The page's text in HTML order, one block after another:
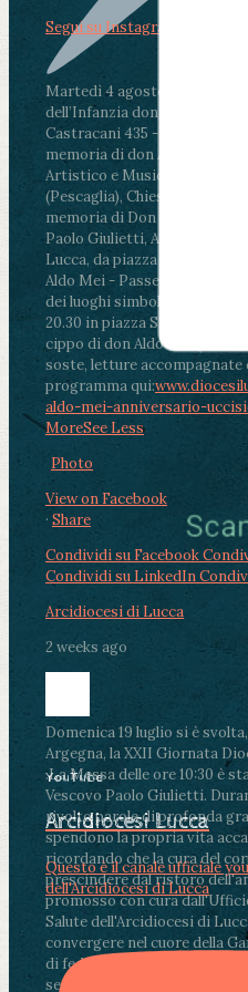
Martedì 4 agosto2026
ore
dell’Infanzia don Aldo Mei -
Castracani 435 -
memoria di don Aldo Mei
Artistico e Musicale
(Pescaglia), Chiesa
memoria di Don Aldo Mei
Paolo Giulietti, Arcivescovo di
Lucca, da piazza San
Aldo Mei - Passeggiata della
dei luoghi simbolo della città.
20.30 in piazza San Michele
cippo di don Aldo Mei (Porta
soste, letture accompagnate
programma qui:
aldo-mei-anniversario-
MoreSee Less
Photo
View on Facebook
· Share
Condividi su Facebook
Condividi su LinkedIn
Arcidiocesi di Lucca
2 weeks ago
Domenica 19 luglio si è
Argegna, la XXII Giornata
.La Messa delle ore 10:30 è
Vescovo Paolo Giulietti.
rivolto parole di profonda
spendono la propria vita
ricordando che la cura del
prescindere dal ristoro
promosso con cura
Salute dell'Arcidiocesi di
convergere nel cuore della
di fedeli, operatori sanitari,
segnate dalla malattia.
Segui su Instagram
YouTube
Arcidiocesi Lucca
Questo è il canale ufficiale
dell'Arcidiocesi di Lucca